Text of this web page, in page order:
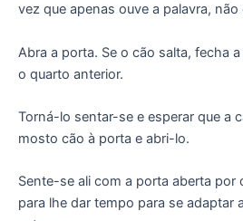
vez que apenas ouve a palavra,
Abra a porta. Se o cão salta, fecha
o quarto anterior.
Torná-lo sentar-se e esperar que a
mosto cão à porta e abri-lo.
Sente-se ali com a porta aberta por
para lhe dar tempo para se adaptar